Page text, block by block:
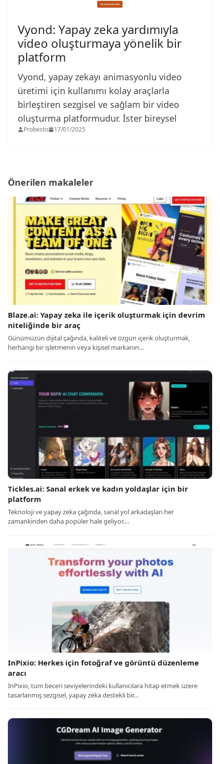
Vyond: Yapay zeka yardımıyla
video oluşturmaya yönelik bir
platform
Vyond, yapay zekayı animasyonlu video
üretimi için kullanımı kolay araçlarla
birleştiren sezgisel ve sağlam bir video
oluşturma platformudur. İster bireysel
Probesto 17/01/2025
Önerilen makaleler
Blaze.ai: Yapay zeka ile içerik oluşturmak için devrim
niteliğinde bir araç
Günümüzün dijital çağında, kaliteli ve özgün içerik oluşturmak,
herhangi bir işletmenin veya kişisel markanın…
Tickles.ai: Sanal erkek ve kadın yoldaşlar için bir
platform
Teknoloji ve yapay zeka çağında, sanal yol arkadaşları her
zamankinden daha popüler hale geliyor.…
InPixio: Herkes için fotoğraf ve görüntü düzenleme
aracı
InPixio, tüm beceri seviyelerindeki kullanıcılara hitap etmek üzere
tasarlanmış sezgisel, yapay zeka destekli bir…